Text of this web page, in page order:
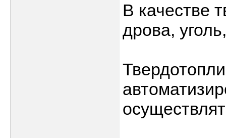
В качестве
дрова,